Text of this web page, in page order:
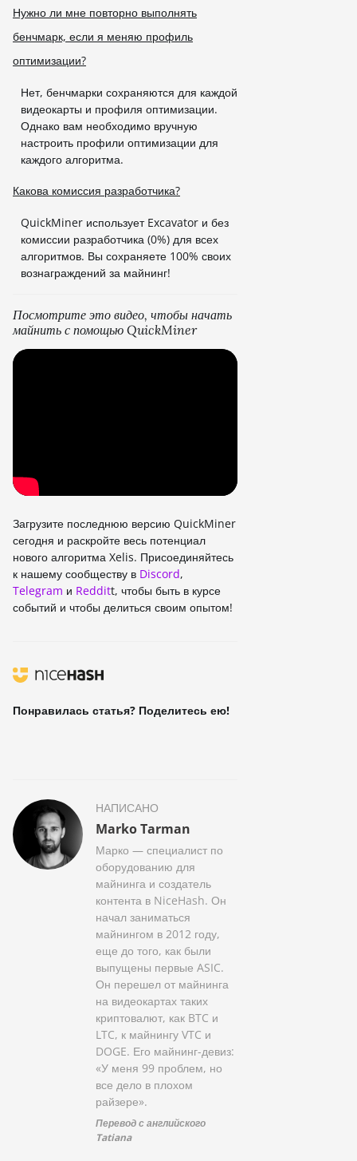
Нужно ли мне повторно выполнять
бенчмарк, если я меняю профиль
оптимизации?
Нет, бенчмарки сохраняются для каждой
видеокарты и профиля оптимизации.
Однако вам необходимо вручную
настроить профили оптимизации для
каждого алгоритма.
Какова комиссия разработчика?
QuickMiner использует Excavator и без
комиссии разработчика (0%) для всех
алгоритмов. Вы сохраняете 100% своих
вознаграждений за майнинг!
Посмотрите это видео, чтобы начать
майнить с помощью QuickMiner
Загрузите последнюю версию QuickMiner
сегодня и раскройте весь потенциал
нового алгоритма Xelis. Присоединяйтесь
к нашему сообществу в Discord,
Telegram и Redditt, чтобы быть в курсе
событий и чтобы делиться своим опытом!
Понравилась статья? Поделитесь ею!
НАПИСАНО
Marko Tarman
Марко — специалист по
оборудованию для
майнинга и создатель
контента в NiceHash. Он
начал заниматься
майнингом в 2012 году,
еще до того, как были
выпущены первые ASIC.
Он перешел от майнинга
на видеокартах таких
криптовалют, как BTC и
LTC, к майнингу VTC и
DOGE. Его майнинг-девиз:
«У меня 99 проблем, но
все дело в плохом
райзере».
Перевод с английского
Tatiana